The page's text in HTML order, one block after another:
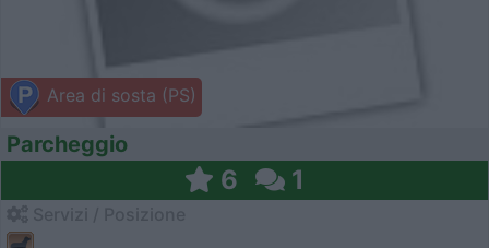
Area di sosta (PS)
Parcheggio
6 1